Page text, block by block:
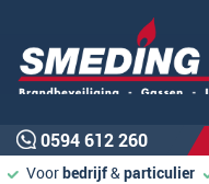
0594 612 260
Voorbedrijf&particulier